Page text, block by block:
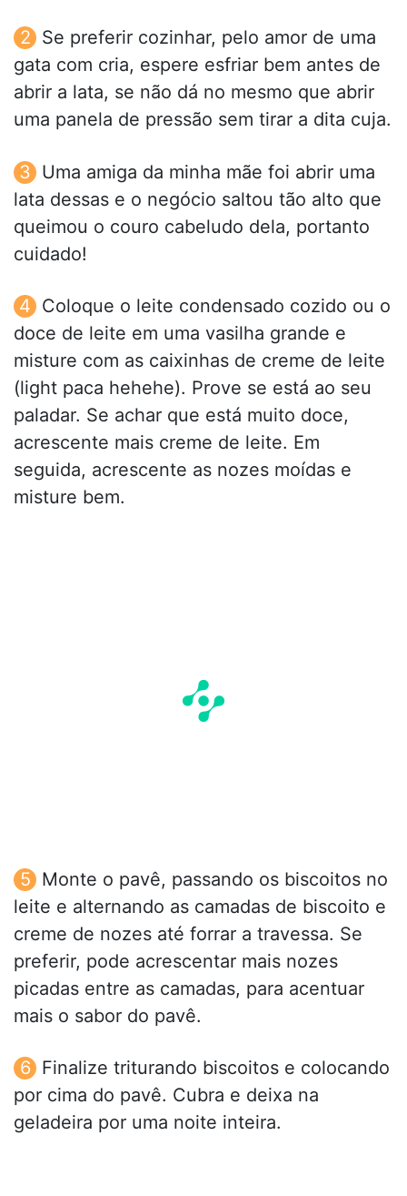
Se preferir cozinhar, pelo amor de uma
gata com cria, espere esfriar bem antes de
abrir a lata, se não dá no mesmo que abrir
uma panela de pressão sem tirar a dita cuja.
Uma amiga da minha mãe foi abrir uma
lata dessas e o negócio saltou tão alto que
queimou o couro cabeludo dela, portanto
cuidado!
Coloque o leite condensado cozido ou o
doce de leite em uma vasilha grande e
misture com as caixinhas de creme de leite
(light paca hehehe). Prove se está ao seu
paladar. Se achar que está muito doce,
acrescente mais creme de leite. Em
seguida, acrescente as nozes moídas e
misture bem.
Monte o pavê, passando os biscoitos no
leite e alternando as camadas de biscoito e
creme de nozes até forrar a travessa. Se
preferir, pode acrescentar mais nozes
picadas entre as camadas, para acentuar
mais o sabor do pavê.
Finalize triturando biscoitos e colocando
por cima do pavê. Cubra e deixa na
geladeira por uma noite inteira.